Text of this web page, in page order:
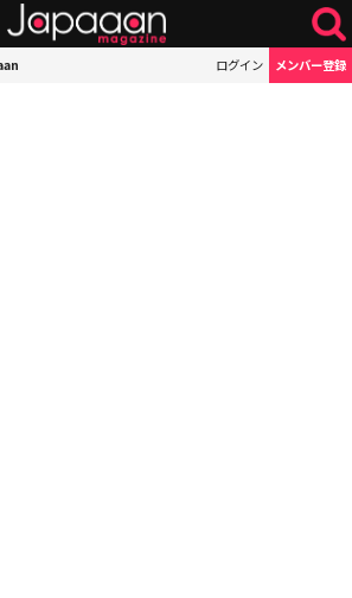
ログイン メンバー登録